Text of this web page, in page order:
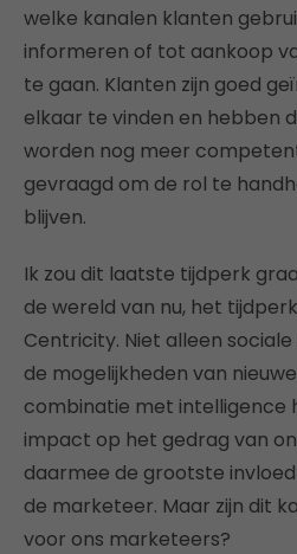
welke kanalen klanten
informeren of tot aankoop
te gaan. Klanten zijn goed
elkaar te vinden en hebben
worden nog meer
gevraagd om de rol te
blijven.
Ik zou dit laatste tijdperk
de wereld van nu, het
Centricity. Niet alleen
de mogelijkheden van
combinatie met intelligence
impact op het gedrag van
daarmee de grootste
de marketeer. Maar zijn dit
voor ons marketeers?